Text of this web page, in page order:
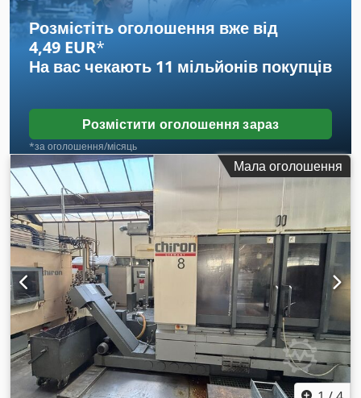
тримачів для інструменту. Документація в наявності.
Можливий огляд на місці. Chjdpfowaa Inex Abboa
Розмістіть оголошення вже від
4,49 EUR*
На вас чекають 11 мільйонів покупців
Розмістити оголошення зараз
*за оголошення/місяць
Мала оголошення